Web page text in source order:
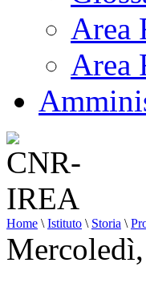
Area
Area
Home \ Istituto \ Storia \